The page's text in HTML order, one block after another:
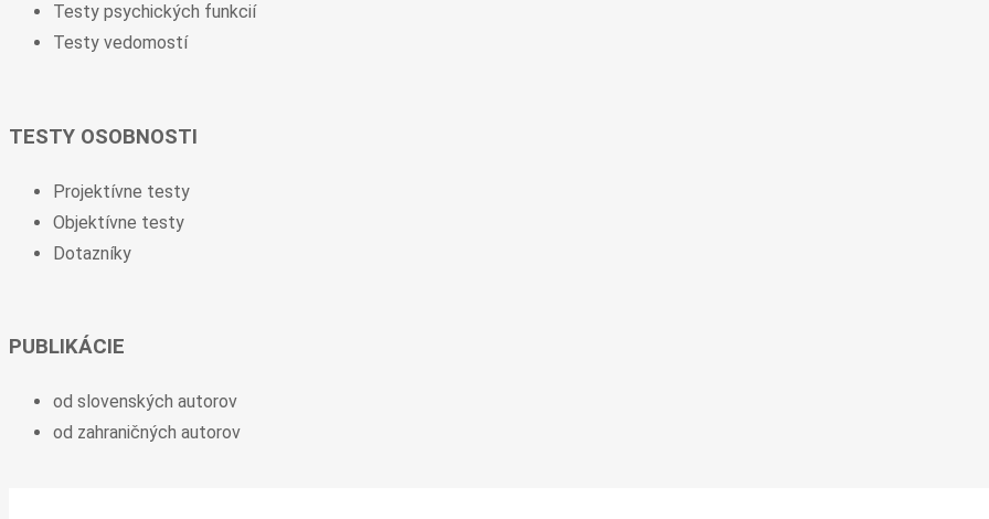
Testy psychických funkcií
Testy vedomostí
TESTY OSOBNOSTI
Projektívne testy
Objektívne testy
Dotazníky
PUBLIKÁCIE
od slovenských autorov
od zahraničných autorov